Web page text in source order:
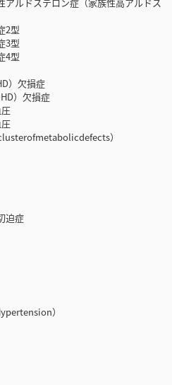
2型
3型
4型
）欠損症
）欠損症
）
迫症
）